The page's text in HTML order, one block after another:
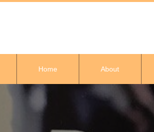
Home About